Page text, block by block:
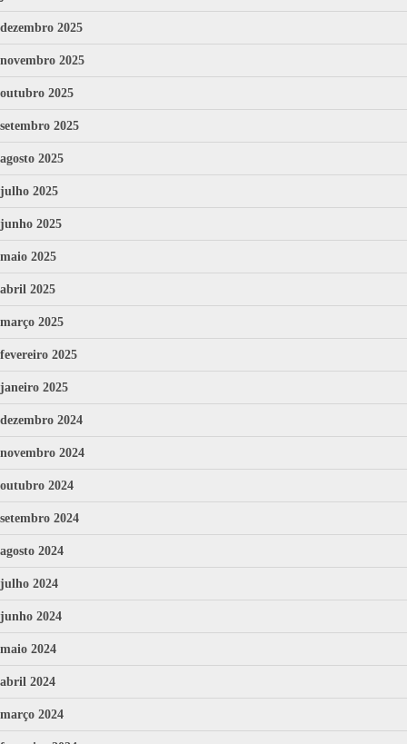
dezembro 2025
novembro 2025
outubro 2025
setembro 2025
agosto 2025
julho 2025
junho 2025
maio 2025
abril 2025
março 2025
fevereiro 2025
janeiro 2025
dezembro 2024
novembro 2024
outubro 2024
setembro 2024
agosto 2024
julho 2024
junho 2024
maio 2024
abril 2024
março 2024